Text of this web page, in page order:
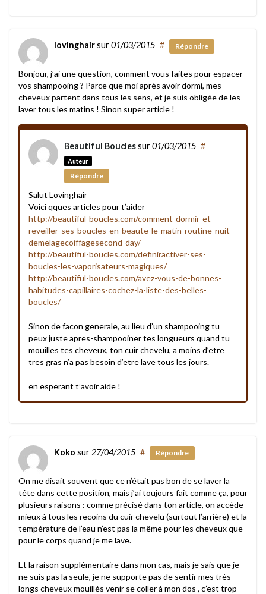
lovinghairsur01/03/2015 # Répondre
Bonjour, j’ai une question, comment vous faites pour espacer
vos shampooing ? Parce que moi après avoir dormi, mes
cheveux partent dans tous les sens, et je suis obligée de les
laver tous les matins ! Sinon super article !
Beautiful Bouclessur01/03/2015
Auteur
#
Répondre
Salut Lovinghair
Voici qques articles pour t’aider
http://beautiful-boucles.com/comment-dormir-et-
reveiller-ses-boucles-en-beaute-le-matin-routine-nuit-
demelagecoiffagesecond-day/
http://beautiful-boucles.com/definiractiver-ses-
boucles-les-vaporisateurs-magiques/
http://beautiful-boucles.com/avez-vous-de-bonnes-
habitudes-capillaires-cochez-la-liste-des-belles-
boucles/
Sinon de facon generale, au lieu d’un shampooing tu
peux juste apres-shampooiner tes longueurs quand tu
mouilles tes cheveux, ton cuir chevelu, a moins d’etre
tres gras n’a pas besoin d’etre lave tous les jours.
en esperant t’avoir aide !
Koko sur 27/04/2015 # Répondre
On me disait souvent que ce n’était pas bon de se laver la
tête dans cette position, mais j’ai toujours fait comme ça, pour
plusieurs raisons : comme précisé dans ton article, on accède
mieux à tous les recoins du cuir chevelu (surtout l’arrière) et la
température de l’eau n’est pas la même pour les cheveux que
pour le corps quand je me lave.
Et la raison supplémentaire dans mon cas, mais je sais que je
ne suis pas la seule, je ne supporte pas de sentir mes très
longs cheveux mouillés venir se coller à mon dos , c’est trop